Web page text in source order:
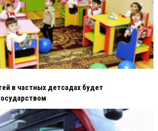
в частных детсадах будет